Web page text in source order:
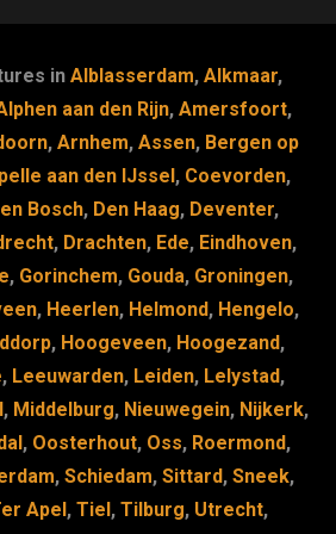
inAlblasserdam,Alkmaar,
aan den Rijn, Amersfoort,
,Arnhem,Assen, Bergen op
aan den IJssel, Coevorden,
Bosch, Den Haag, Deventer,
, Drachten, Ede, Eindhoven,
, Gorinchem, Gouda, Groningen,
, Heerlen, Helmond, Hengelo,
, Hoogeveen, Hoogezand,
, Leeuwarden, Leiden, Lelystad,
, Middelburg, Nieuwegein, Nijkerk,
, Oosterhout, Oss, Roermond,
,Schiedam,Sittard,Sneek,
Apel, Tiel, Tilburg, Utrecht,